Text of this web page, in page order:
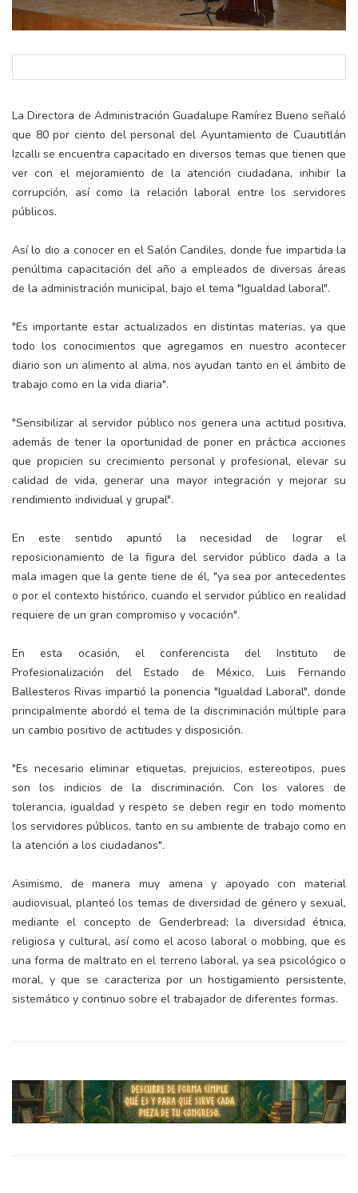
La Directora de Administración Guadalupe Ramírez Bueno señaló
que 80 por ciento del personal del Ayuntamiento de Cuautitlán
Izcalli se encuentra capacitado en diversos temas que tienen que
ver con el mejoramiento de la atención ciudadana, inhibir la
corrupción, así como la relación laboral entre los servidores
públicos.
Así lo dio a conocer en el Salón Candiles, donde fue impartida la
penúltima capacitación del año a empleados de diversas áreas
de la administración municipal, bajo el tema "Igualdad laboral".
"Es importante estar actualizados en distintas materias, ya que
todo los conocimientos que agregamos en nuestro acontecer
diario son un alimento al alma, nos ayudan tanto en el ámbito de
trabajo como en la vida diaria".
"Sensibilizar al servidor público nos genera una actitud positiva,
además de tener la oportunidad de poner en práctica acciones
que propicien su crecimiento personal y profesional, elevar su
calidad de vida, generar una mayor integración y mejorar su
rendimiento individual y grupal".
En este sentido apuntó la necesidad de lograr el
reposicionamiento de la figura del servidor público dada a la
mala imagen que la gente tiene de él, "ya sea por antecedentes
o por el contexto histórico, cuando el servidor público en realidad
requiere de un gran compromiso y vocación".
En esta ocasión, el conferencista del Instituto de
Profesionalización del Estado de México, Luis Fernando
Ballesteros Rivas impartió la ponencia "Igualdad Laboral", donde
principalmente abordó el tema de la discriminación múltiple para
un cambio positivo de actitudes y disposición.
"Es necesario eliminar etiquetas, prejuicios, estereotipos, pues
son los indicios de la discriminación. Con los valores de
tolerancia, igualdad y respeto se deben regir en todo momento
los servidores públicos, tanto en su ambiente de trabajo como en
la atención a los ciudadanos".
Asimismo, de manera muy amena y apoyado con material
audiovisual, planteó los temas de diversidad de género y sexual,
mediante el concepto de Genderbread; la diversidad étnica,
religiosa y cultural, así como el acoso laboral o mobbing, que es
una forma de maltrato en el terreno laboral, ya sea psicológico o
moral, y que se caracteriza por un hostigamiento persistente,
sistemático y continuo sobre el trabajador de diferentes formas.